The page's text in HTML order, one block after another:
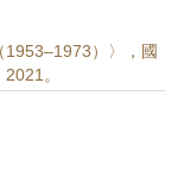
1953–1973）〉，國
。